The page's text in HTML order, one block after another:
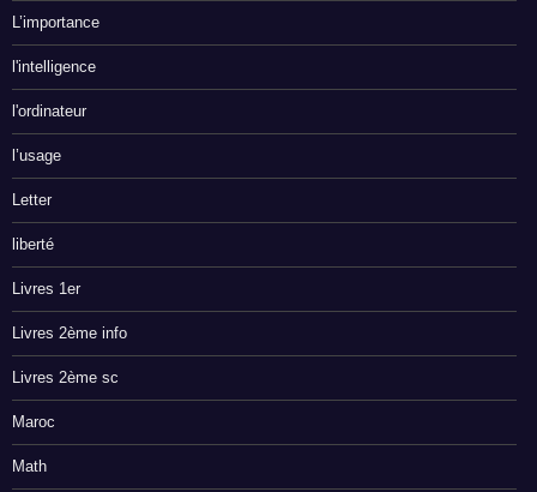
L’importance
l'intelligence
l'ordinateur
l’usage
Letter
liberté
Livres 1er
Livres 2ème info
Livres 2ème sc
Maroc
Math